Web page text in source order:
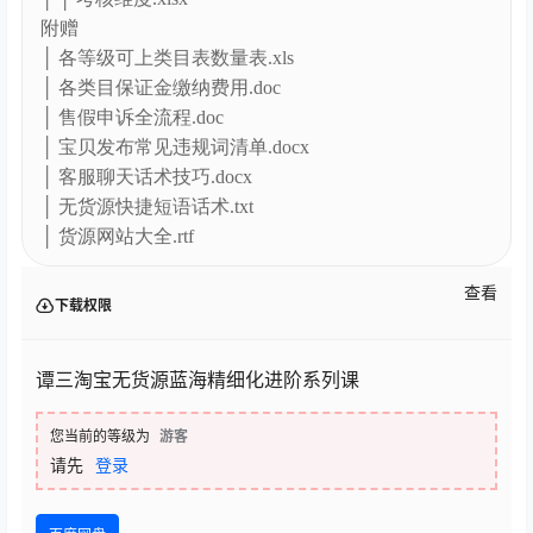
附赠
│ 各等级可上类目表数量表.xls
│ 各类目保证金缴纳费用.doc
│ 售假申诉全流程.doc
│ 宝贝发布常见违规词清单.docx
│ 客服聊天话术技巧.docx
│ 无货源快捷短语话术.txt
│ 货源网站大全.rtf
下载权限
查看
谭三淘宝无货源蓝海精细化进阶系列课
您当前的等级为 游客
请先 登录